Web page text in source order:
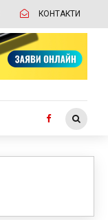
КОНТАКТИ